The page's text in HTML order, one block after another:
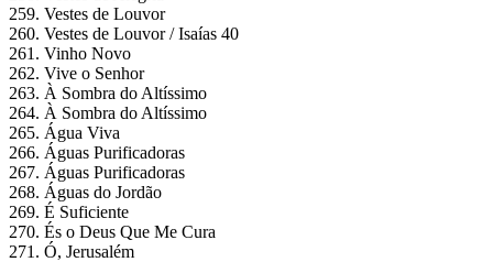
259. Vestes de Louvor
260. Vestes de Louvor / Isaías 40
261. Vinho Novo
262. Vive o Senhor
263. À Sombra do Altíssimo
264. À Sombra do Altíssimo
265. Água Viva
266. Águas Purificadoras
267. Águas Purificadoras
268. Águas do Jordão
269. É Suficiente
270. És o Deus Que Me Cura
271. Ó, Jerusalém